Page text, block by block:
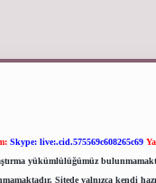
Skype: live:.cid.575569c608265c69
yükümlülüğümüz
Sitede yalnızca kendi